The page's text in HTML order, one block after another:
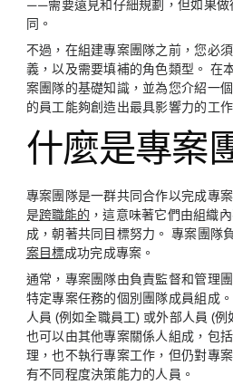
——需要遠見和仔細規劃，但如果做
同。
不過，在組建專案團隊之前，您必
義，以及需要填補的角色類型。 在
案團隊的基礎知識，並為您介紹一
的員工能夠創造出最具影響力的工作
什麼是專案
專案團隊是一群共同合作以完成專
是跨職能的 ，這意味著它們由組織
成，朝著共同目標努力。 專案團隊
案目標成功完成專案。
通常，專案團隊由負責監督和管理
特定專案任務的個別團隊成員組成
人員 (例如全職員工) 或外部人員 (
也可以由其他專案關係人組成，包
理，也不執行專案工作，但仍對專
有不同程度決策能力的人員。